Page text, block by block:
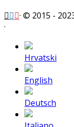
· © 2015 -
·
Hrvatski
English
Deutsch